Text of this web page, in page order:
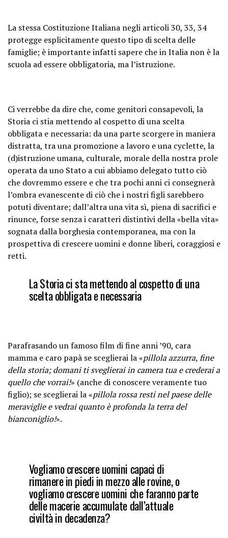
La stessa Costituzione Italiana negli articoli 30, 33, 34
protegge esplicitamente questo tipo di scelta delle
famiglie; è importante infatti sapere che in Italia non è la
scuola ad essere obbligatoria, ma l’istruzione.
Ci verrebbe da dire che, come genitori consapevoli, la
Storia ci stia mettendo al cospetto di una scelta
obbligata e necessaria: da una parte scorgere in maniera
distratta, tra una promozione a lavoro e una cyclette, la
(d)istruzione umana, culturale, morale della nostra prole
operata da uno Stato a cui abbiamo delegato tutto ciò
che dovremmo essere e che tra pochi anni ci consegnerà
l’ombra evanescente di ciò che i nostri figli sarebbero
potuti diventare; dall’altra una vita sì, piena di sacrifici e
rinunce, forse senza i caratteri distintivi della «bella vita»
sognata dalla borghesia contemporanea, ma con la
prospettiva di crescere uomini e donne liberi, coraggiosi e
retti.
La Storia ci sta mettendo al cospetto di una
scelta obbligata e necessaria
Parafrasando un famoso film di fine anni ’90, cara
mamma e caro papà se sceglierai la «pillola azzurra, fine
della storia; domani ti sveglierai in camera tua e crederai a
quello che vorrai!» (anche di conoscere veramente tuo
figlio); se sceglierai la «pillola rossa resti nel paese delle
meraviglie e vedrai quanto è profonda la terra del
bianconiglio!».
Vogliamo crescere uomini capaci di
rimanere in piedi in mezzo alle rovine, o
vogliamo crescere uomini che faranno parte
delle macerie accumulate dall’attuale
civiltà in decadenza?